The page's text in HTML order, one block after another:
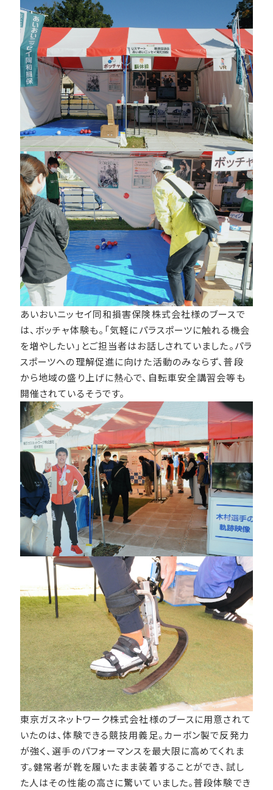
あいおいニッセイ同和損害保険株式会社様のブースで
は、ボッチャ体験も。「気軽にパラスポーツに触れる機会
を増やしたい」とご担当者はお話しされていました。パラ
スポーツへの理解促進に向けた活動のみならず、普段
から地域の盛り上げに熱心で、自転車安全講習会等も
開催されているそうです。
東京ガスネットワーク株式会社様のブースに用意されて
いたのは、体験できる競技用義足。カーボン製で反発力
が強く、選手のパフォーマンスを最大限に高めてくれま
す。健常者が靴を履いたまま装着することができ、試し
た人はその性能の高さに驚いていました。普段体験でき